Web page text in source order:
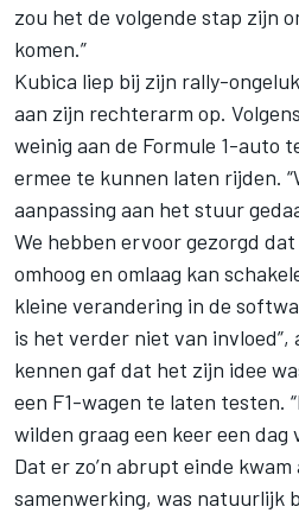
zou het de volgende stap zijn
komen.”
Kubica liep bij zijn rally-
aan zijn rechterarm op.
weinig aan de Formule 1-auto
ermee te kunnen laten rijden.
aanpassing aan het stuur
We hebben ervoor gezorgd
omhoog en omlaag kan
kleine verandering in de
is het verder niet van invloed”,
kennen gaf dat het zijn idee
een F1-wagen te laten testen.
wilden graag een keer een dag
Dat er zo’n abrupt einde kwam
samenwerking, was natuurlijk